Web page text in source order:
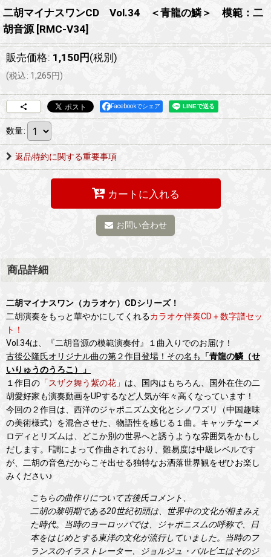
二胡マイナスワンCD Vol.34 ＜青龍の鱗＞ 模範：二
胡音源 [RMC-V34]
販売価格: 1,150円 (税別)
(税込: 1,265円)
Facebookでシェア
数量:
返品特約に関する重要事項
カートに入れる
お問い合わせ
商品詳細
二胡マイナスワン（カラオケ）CDシリーズ！
二胡演奏をもっと華やかにしてくれるカラオケ伴奏CD＋数字譜セッ
ト！
Vol.34は、『二胡音源の模範演奏付』１曲入りでのお届け！
古後公隆氏オリジナル曲の第２作目登場！その名も
「青龍の鱗（せ
いりゅうのうろこ）」
１作目の 「スザク舞う紫の花」 は、国内はもちろん、国外在住の二
胡愛好家も演奏動画をUPするなど人気が年々高くなっています！
今回の２作目は、西洋のジャポニズム文化とシノワズリ（中国趣味
の美術様式）を混合させた、物語性を感じる１曲。キャッチなーメ
ロディとリズムは、どこか別の世界へと誘うような雰囲気をかもし
だします。F調によって作曲されており、難易度は中級レベルです
が、二胡の音色だからこそ出せる独特なお洒落世界観をぜひお楽し
みください♪
こちらの曲作りについて古後氏コメント、
二胡の黎明期である20世紀初頭は、世界中の文化が相まみえ
た時代。当時のヨーロッパでは、ジャポニスムの呼称で、日
本をはじめとする東洋の文化が流行していました。当時のフ
ランスのイラストレーター、ジョルジュ・バルビエはそのジ